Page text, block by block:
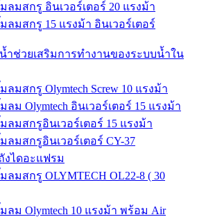
ลมสกรู อินเวอร์เตอร์ 20 แรงม้า
ลมสกรู 15 แรงม้า อินเวอร์เตอร์
ำช่วยเสริมการทำงานของระบบน้ำใน
ลมสกรู Olymtech Screw 10 แรงม้า
ลม Olymtech อินเวอร์เตอร์ 15 แรงม้า
ลมสกรูอินเวอร์เตอร์ 15 แรงม้า
ลมสกรูอินเวอร์เตอร์ CY-37
งไดอะแฟรม
ลมสกรู OLYMTECH OL22-8 ( 30
ลม Olymtech 10 แรงม้า พร้อม Air